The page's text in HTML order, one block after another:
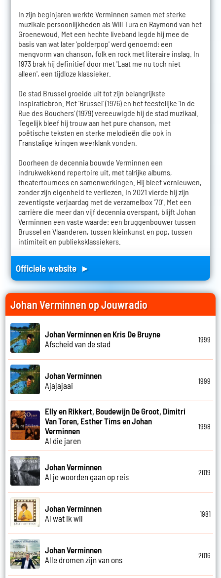
In zijn beginjaren werkte Verminnen samen met sterke
muzikale persoonlijkheden als Will Tura en Raymond van het
Groenewoud. Met een hechte liveband legde hij mee de
basis van wat later 'polderpop' werd genoemd: een
mengvorm van chanson, folk en rock met literaire inslag. In
1973 brak hij definitief door met 'Laat me nu toch niet
alleen', een tijdloze klassieker.
De stad Brussel groeide uit tot zijn belangrijkste
inspiratiebron. Met 'Brussel' (1976) en het feestelijke 'In de
Rue des Bouchers' (1979) vereeuwigde hij de stad muzikaal.
Tegelijk bleef hij trouw aan het pure chanson, met
poëtische teksten en sterke melodieën die ook in
Franstalige kringen weerklank vonden.
Doorheen de decennia bouwde Verminnen een
indrukwekkend repertoire uit, met talrijke albums,
theatertournees en samenwerkingen. Hij bleef vernieuwen,
zonder zijn eigenheid te verliezen. In 2021 vierde hij zijn
zeventigste verjaardag met de verzamelbox '70'. Met een
carrière die meer dan vijf decennia overspant, blijft Johan
Verminnen een vaste waarde: een bruggenbouwer tussen
Brussel en Vlaanderen, tussen kleinkunst en pop, tussen
intimiteit en publieksklassiekers.
Officiele website ►
Johan Verminnen op Jouwradio
Johan Verminnen en Kris De Bruyne
Afscheid van de stad
1999
Johan Verminnen
Ajajajaai
1999
Elly en Rikkert, Boudewijn De Groot, Dimitri
Van Toren, Esther Tims en Johan
Verminnen
Al die jaren
1998
Johan Verminnen
Al je woorden gaan op reis
2019
Johan Verminnen
Al wat ik wil
1981
Johan Verminnen
Alle dromen zijn van ons
2016